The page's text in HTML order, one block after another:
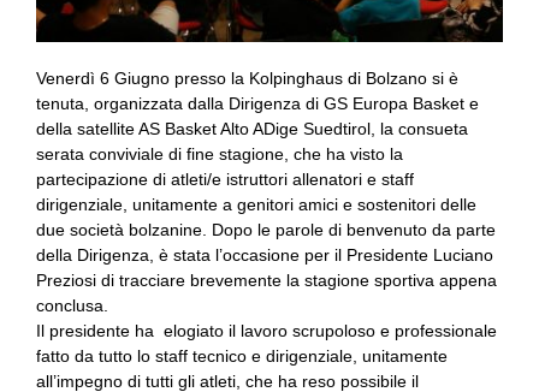
Venerdì 6 Giugno presso la Kolpinghaus di Bolzano si è
tenuta, organizzata dalla Dirigenza di GS Europa Basket e
della satellite AS Basket Alto ADige Suedtirol, la consueta
serata conviviale di fine stagione, che ha visto la
partecipazione di atleti/e istruttori allenatori e staff
dirigenziale, unitamente a genitori amici e sostenitori delle
due società bolzanine. Dopo le parole di benvenuto da parte
della Dirigenza, è stata l’occasione per il Presidente Luciano
Preziosi di tracciare brevemente la stagione sportiva appena
conclusa.
Il presidente ha elogiato il lavoro scrupoloso e professionale
fatto da tutto lo staff tecnico e dirigenziale, unitamente
all’impegno di tutti gli atleti, che ha reso possibile il